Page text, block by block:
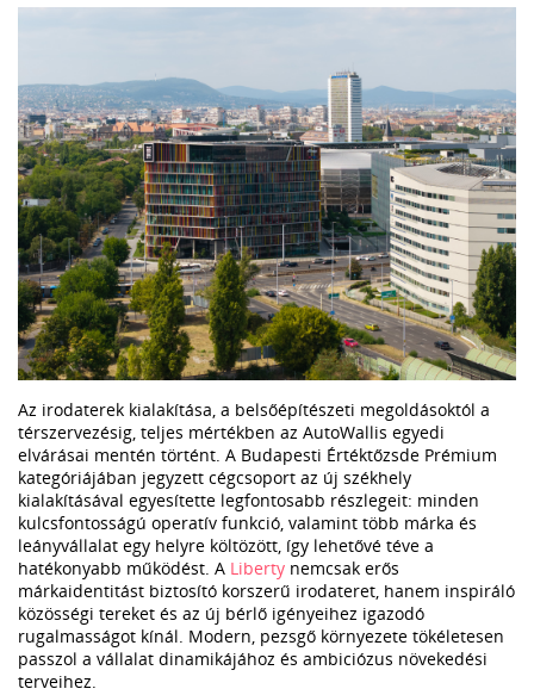
Az irodaterek kialakítása, a belsőépítészeti megoldásoktól a
térszervezésig, teljes mértékben az AutoWallis egyedi
elvárásai mentén történt. A Budapesti Értéktőzsde Prémium
kategóriájában jegyzett cégcsoport az új székhely
kialakításával egyesítette legfontosabb részlegeit: minden
kulcsfontosságú operatív funkció, valamint több márka és
leányvállalat egy helyre költözött, így lehetővé téve a
hatékonyabb működést. A Liberty nemcsak erős
márkaidentitást biztosító korszerű irodateret, hanem inspiráló
közösségi tereket és az új bérlő igényeihez igazodó
rugalmasságot kínál. Modern, pezsgő környezete tökéletesen
passzol a vállalat dinamikájához és ambiciózus növekedési
terveihez.